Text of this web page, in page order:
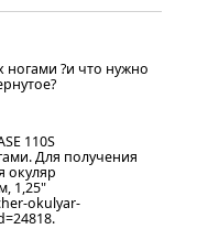
?и что нужно
110S
Для получения
окуляр
1,25"
okulyar-